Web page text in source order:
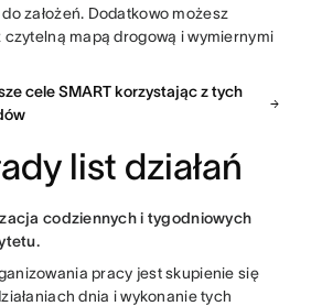
założeń. Dodatkowo możesz
mapą drogową i wymiernymi
cele SMART korzystając z tych
list działań
codziennych i tygodniowych
pracy jest skupienie się
dnia i wykonanie tych